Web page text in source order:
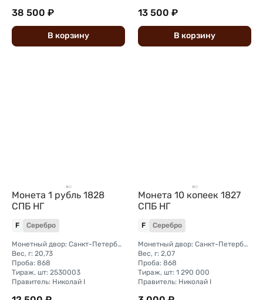
38 500 ₽
В корзину
13 500 ₽
В корзину
Монета 1 рубль 1828
СПБ НГ
F Серебро
Монетный двор: Санкт-Петербургский монетный двор
Вес, г: 20,73
Проба: 868
Тираж, шт: 2530003
Правитель: Николай I
Монета 10 копеек 1827
СПБ НГ
F Серебро
Монетный двор: Санкт-Петербургский монетный двор
Вес, г: 2,07
Проба: 868
Тираж, шт: 1 290 000
Правитель: Николай I